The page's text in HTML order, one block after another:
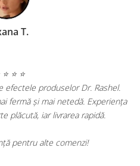
T.
⭐ ⭐ ⭐
produselor Dr. Rashel.
fermă și mai netedă. Experiența
plăcută, iar livrarea rapidă.
pentru alte comenzi!